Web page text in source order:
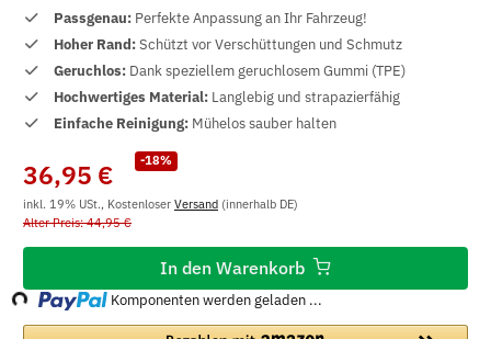
Passgenau: Perfekte Anpassung an Ihr Fahrzeug!
Hoher Rand:Schützt vor Verschüttungen und Schmutz
Geruchlos: Dank speziellem geruchlosem Gummi (TPE)
Hochwertiges Material: Langlebig und strapazierfähig
Einfache Reinigung: Mühelos sauber halten
-18%
36,95 €
inkl. 19% USt., Kostenloser Versand (innerhalb DE)
Alter Preis: 44,95 €
In den Warenkorb
Loading... Komponenten werden geladen ...